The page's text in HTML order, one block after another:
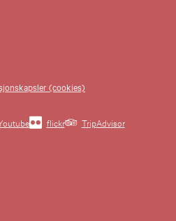
(cookies)
flickr TripAdvisor